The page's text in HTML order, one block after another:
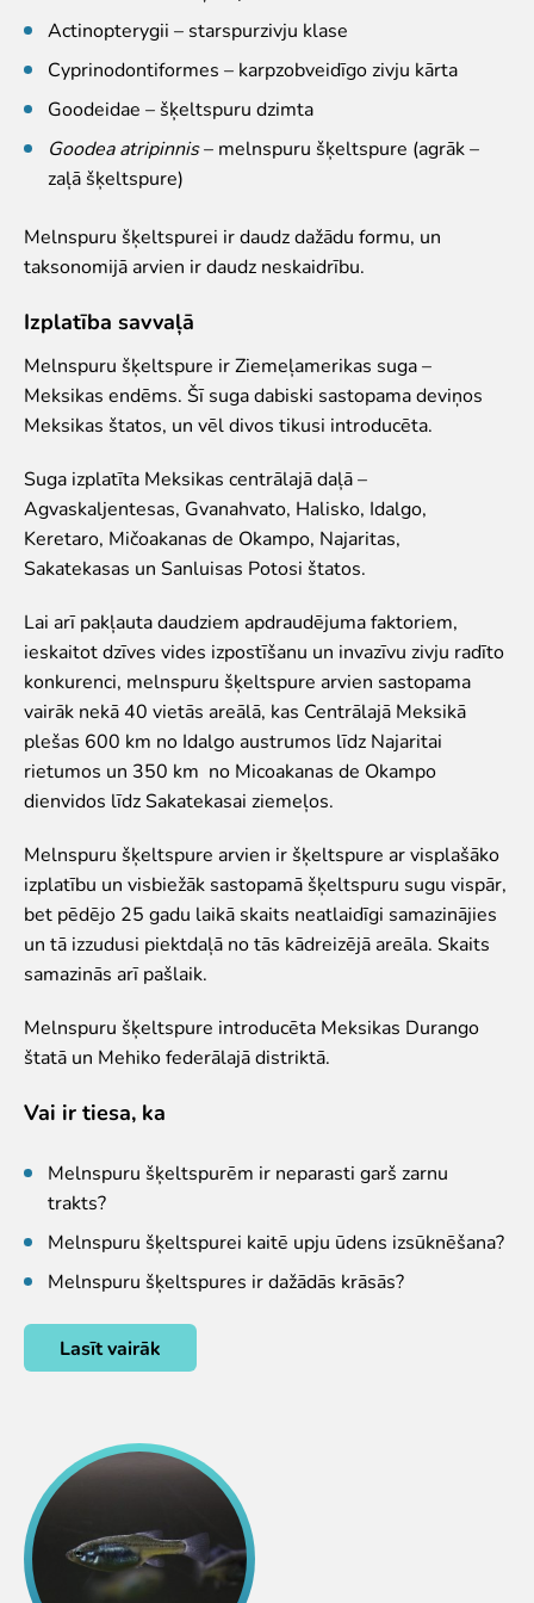
Iekšējās kārtības noteikumi
Novērtē Rīga ZOO apmeklējumu!
Jaunumi
Jaunumi
Krustvecāku programma uzņēmumiem
Krustvecāku programma privātpersonām
Biežāk uzdotie jautājumi
Ziedo un atbalsti
Ekskursijas
Atvērtās ekskursijas
Rīga ZOO slavenībām pa pēdām
Cik dažādi mēs esam
Zvērīgi Seksīgi/Riests
Visas ekskursijas
Mācību ekskursijas
Mācību nodarbības
Ekskursiju un nodarbību noteikumi
Dzīvnieki
Dzīvnieki
Vēro dzīvnieku barošanu!
Lemuru tiešraide
Sliņķu tiešraide
Lauvu mājas tiešraide
Zinātne
Atbalstītie projekti
Pētījumi un publikācijas
Iespējas skolēniem un studentiem
Izglītība
Izglītības stratēģija
"Zinarium" apmeklējums
LVAF projekti
Cenas "Cīruļos"
Darba laiks "Cīruļos"
Kā nokļūt "Cīruļos"
"Cīruļu" karte
Par ārpilsētas bāzi "Cīruļi"
"Cīruļu" kontaktinformācija
Actinopterygii – starspurzivju klase
Cyprinodontiformes – karpzobveidīgo zivju kārta
Goodeidae – šķeltspuru dzimta
Goodea atripinnis– melnspuru šķeltspure (agrāk –
zaļā šķeltspure)
Melnspuru šķeltspurei ir daudz dažādu formu, un
taksonomijā arvien ir daudz neskaidrību.
Izplatība savvaļā
Melnspuru šķeltspure ir Ziemeļamerikas suga –
Meksikas endēms. Šī suga dabiski sastopama deviņos
Meksikas štatos, un vēl divos tikusi introducēta.
Suga izplatīta Meksikas centrālajā daļā –
Agvaskaljentesas, Gvanahvato, Halisko, Idalgo,
Keretaro, Mičoakanas de Okampo, Najaritas,
Sakatekasas un Sanluisas Potosi štatos.
Lai arī pakļauta daudziem apdraudējuma faktoriem,
ieskaitot dzīves vides izpostīšanu un invazīvu zivju radīto
konkurenci, melnspuru šķeltspure arvien sastopama
vairāk nekā 40 vietās areālā, kas Centrālajā Meksikā
plešas 600 km no Idalgo austrumos līdz Najaritai
rietumos un 350 km no Micoakanas de Okampo
dienvidos līdz Sakatekasai ziemeļos.
Melnspuru šķeltspure arvien ir šķeltspure ar visplašāko
izplatību un visbiežāk sastopamā šķeltspuru sugu vispār,
bet pēdējo 25 gadu laikā skaits neatlaidīgi samazinājies
un tā izzudusi piektdaļā no tās kādreizējā areāla. Skaits
samazinās arī pašlaik.
Melnspuru šķeltspure introducēta Meksikas Durango
štatā un Mehiko federālajā distriktā.
Vai ir tiesa, ka
Melnspuru šķeltspurēm ir neparasti garš zarnu
trakts?
Melnspuru šķeltspurei kaitē upju ūdens izsūknēšana?
Melnspuru šķeltspures ir dažādās krāsās?
Lasīt vairāk